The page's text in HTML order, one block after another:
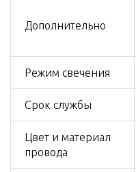
Дополнительно
Режим свечения
Срок службы
Цвет и материал
провода